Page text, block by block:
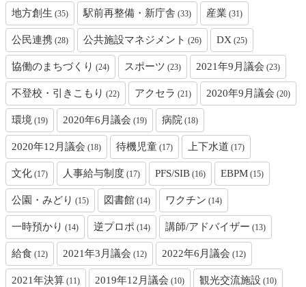
地方創生 (35) 駅前再整備・新庁舎 (33) 産業 (31)
公民連携 (28) 公共施設マネジメント (26) DX (25)
協働のまちづくり (24) スポーツ (23) 2021年9月議会 (23)
不登校・引きこもり (22) アクセラ (21) 2020年9月議会 (20)
環境 (19) 2020年6月議会 (19) 病院 (18)
2020年12月議会 (18) 待機児童 (17) 上下水道 (17)
文化 (17) 人事給与制度 (17) PFS/SIB (16) EBPM (15)
公園・みどり (15) 図書館 (14) ワクチン (14)
一時預かり (14) 逆プロポ (14) 講師/アドバイザー (13)
給食 (12) 2021年3月議会 (12) 2022年6月議会 (12)
2021年決算 (11) 2019年12月議会 (10) 観光交流施設 (10)